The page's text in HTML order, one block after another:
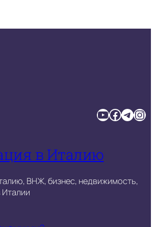
YouTube Facebook TelegramInstagram
в Италию
ВНЖ, бизнес, недвижимость,
Италии